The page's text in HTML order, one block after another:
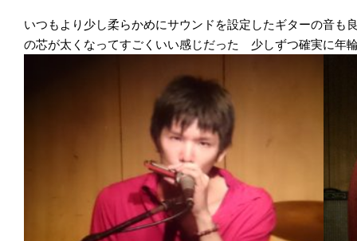
いつもより少し柔らかめにサウンドを設定したギターの音も
の芯が太くなってすごくいい感じだった 少しずつ確実に年